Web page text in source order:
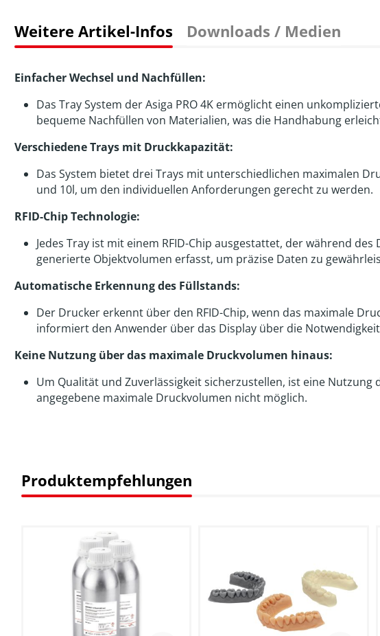
Weitere Artikel-Infos Downloads / Medien
Einfacher Wechsel und Nachfüllen:
Das Tray System der Asiga PRO 4K ermöglicht einen
bequeme Nachfüllen von Materialien, was die Handhabung
Verschiedene Trays mit Druckkapazität:
Das System bietet drei Trays mit unterschiedlichen maximalen
und 10l, um den individuellen Anforderungen gerecht zu werden.
RFID-Chip Technologie:
Jedes Tray ist mit einem RFID-Chip ausgestattet, der während des
generierte Objektvolumen erfasst, um präzise Daten zu
Automatische Erkennung des Füllstands:
Der Drucker erkennt über den RFID-Chip, wenn das maximale
informiert den Anwender über das Display über die
Keine Nutzung über das maximale Druckvolumen hinaus:
Um Qualität und Zuverlässigkeit sicherzustellen, ist eine Nutzung
angegebene maximale Druckvolumen nicht möglich.
Produktempfehlungen